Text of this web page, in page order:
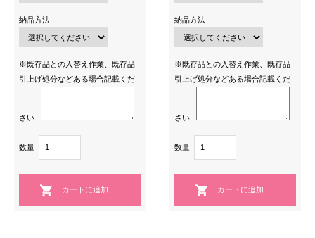
納品方法
※既存品との入替え作業、既存品
引上げ処分などある場合記載くだ
さい
数量
納品方法
※既存品との入替え作業、既存品
引上げ処分などある場合記載くだ
さい
数量